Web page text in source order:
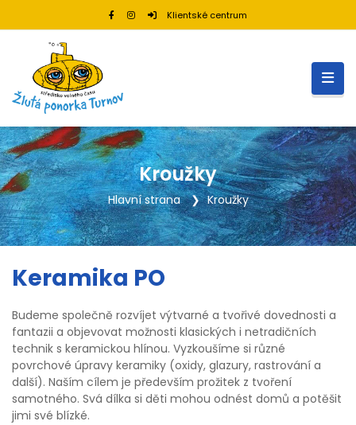
Klientské centrum
Kroužky
Hlavní strana Kroužky
Keramika PO
Budeme společně rozvíjet výtvarné a tvořivé dovednosti a
fantazii a objevovat možnosti klasických i netradičních
technik s keramickou hlínou. Vyzkoušíme si různé
povrchové úpravy keramiky (oxidy, glazury, rastrování a
další). Naším cílem je především prožitek z tvoření
samotného. Svá dílka si děti mohou odnést domů a potěšit
jimi své blízké.